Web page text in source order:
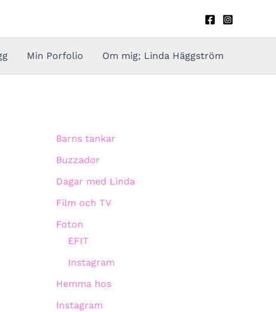
Min Porfolio Om mig; Linda Häggström
Barns tankar
Buzzador
Dagar med Linda
Film och TV
Foton
EFIT
Instagram
Hemma hos
Instagram